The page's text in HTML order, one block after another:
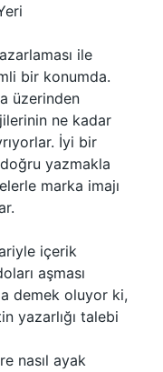
ile
bir konumda.
üzerinden
ne kadar
İyi bir
yazmakla
marka imajı
içerik
aşması
demek oluyor ki,
yazarlığı talebi
nasıl ayak